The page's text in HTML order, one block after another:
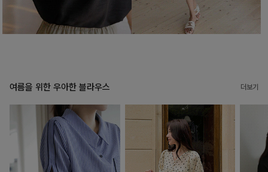
여름을 위한 우아한 블라우스 더보기